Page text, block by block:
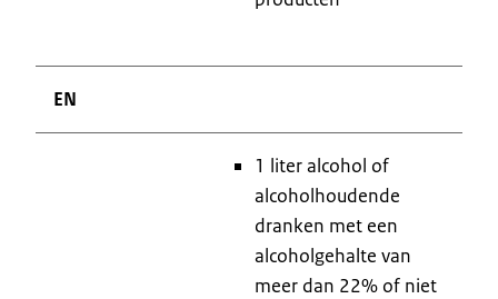
EN
1 liter alcohol of
alcoholhoudende
dranken met een
alcoholgehalte van
meer dan 22% of niet